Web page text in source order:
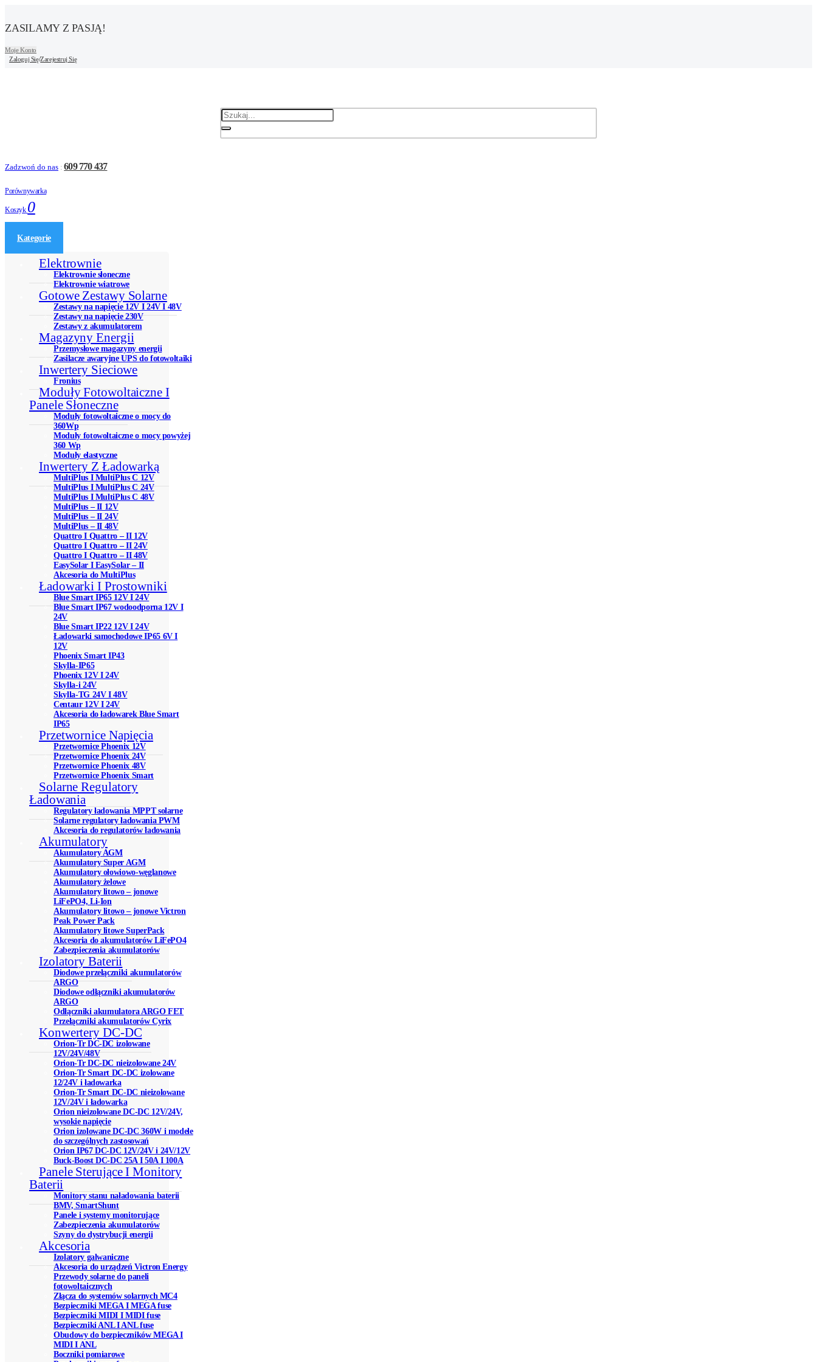
ZASILAMY Z PASJĄ!
Moje Konto
Zaloguj Się/Zarejestruj Się
Zadzwoń do nas : 609 770 437
Porównywarka
Koszyk 0
Kategorie
Elektrownie
Elektrownie słoneczne
Elektrownie wiatrowe
Gotowe Zestawy Solarne
Zestawy na napięcie 12V I 24V I 48V
Zestawy na napięcie 230V
Zestawy z akumulatorem
Magazyny Energii
Przemysłowe magazyny energii
Zasilacze awaryjne UPS do fotowoltaiki
Inwertery Sieciowe
Fronius
Moduły Fotowoltaiczne I
Panele Słoneczne
Moduły fotowoltaiczne o mocy do
360Wp
Moduły fotowoltaiczne o mocy powyżej
360 Wp
Moduły elastyczne
Inwertery Z Ładowarką
MultiPlus I MultiPlus C 12V
MultiPlus I MultiPlus C 24V
MultiPlus I MultiPlus C 48V
MultiPlus – II 12V
MultiPlus – II 24V
MultiPlus – II 48V
Quattro I Quattro – II 12V
Quattro I Quattro – II 24V
Quattro I Quattro – II 48V
EasySolar I EasySolar – II
Akcesoria do MultiPlus
Ładowarki I Prostowniki
Blue Smart IP65 12V I 24V
Blue Smart IP67 wodoodporna 12V I
24V
Blue Smart IP22 12V I 24V
Ładowarki samochodowe IP65 6V I
12V
Phoenix Smart IP43
Skylla-IP65
Phoenix 12V I 24V
Skylla-i 24V
Skylla-TG 24V I 48V
Centaur 12V I 24V
Akcesoria do ładowarek Blue Smart
IP65
Przetwornice Napięcia
Przetwornice Phoenix 12V
Przetwornice Phoenix 24V
Przetwornice Phoenix 48V
Przetwornice Phoenix Smart
Solarne Regulatory
Ładowania
Regulatory ładowania MPPT solarne
Solarne regulatory ładowania PWM
Akcesoria do regulatorów ładowania
Akumulatory
Akumulatory AGM
Akumulatory Super AGM
Akumulatory ołowiowo-węglanowe
Akumulatory żelowe
Akumulatory litowo – jonowe
LiFePO4, Li-Ion
Akumulatory litowo – jonowe Victron
Peak Power Pack
Akumulatory litowe SuperPack
Akcesoria do akumulatorów LiFePO4
Zabezpieczenia akumulatorów
Izolatory Baterii
Diodowe przełączniki akumulatorów
ARGO
Diodowe odłączniki akumulatorów
ARGO
Odłączniki akumulatora ARGO FET
Przełączniki akumulatorów Cyrix
Konwertery DC-DC
Orion-Tr DC-DC izolowane
12V/24V/48V
Orion-Tr DC-DC nieizolowane 24V
Orion-Tr Smart DC-DC izolowane
12/24V i ładowarka
Orion-Tr Smart DC-DC nieizolowane
12V/24V i ładowarka
Orion nieizolowane DC-DC 12V/24V,
wysokie napięcie
Orion izolowane DC-DC 360W i modele
do szczególnych zastosowań
Orion IP67 DC-DC 12V/24V i 24V/12V
Buck-Boost DC-DC 25A I 50A I 100A
Panele Sterujące I Monitory
Baterii
Monitory stanu naładowania baterii
BMV, SmartShunt
Panele i systemy monitorujące
Zabezpieczenia akumulatorów
Szyny do dystrybucji energii
Akcesoria
Izolatory galwaniczne
Akcesoria do urządzeń Victron Energy
Przewody solarne do paneli
fotowoltaicznych
Złącza do systemów solarnych MC4
Bezpieczniki MEGA I MEGA fuse
Bezpieczniki MIDI I MIDI fuse
Bezpieczniki ANL I ANL fuse
Obudowy do bezpieczników MEGA I
MIDI I ANL
Boczniki pomiarowe